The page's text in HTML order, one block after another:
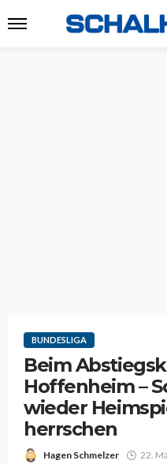
BUNDESLIGA
Beim
Hoffenheim –
wieder
herrschen
Hagen Schmelzer 22.